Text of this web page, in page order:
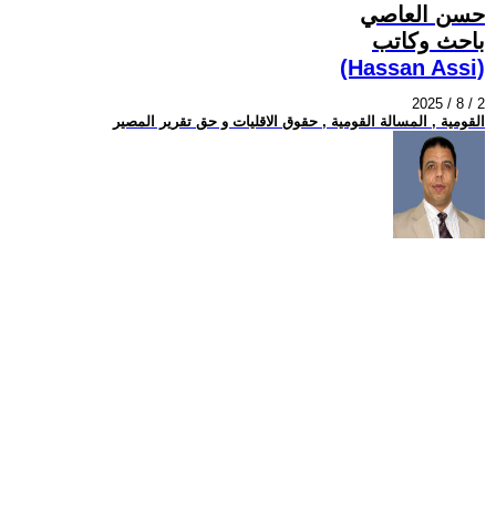
حسن العاصي
باحث وكاتب
(Hassan Assi)
2025 / 8 / 2
القومية , المسالة القومية , حقوق الاقليات و حق تقرير المصير